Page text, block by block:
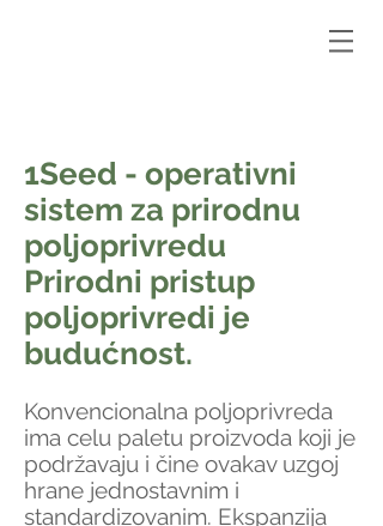
1Seed - operativni
sistem za prirodnu
poljoprivredu
Prirodni pristup
poljoprivredi je
budućnost.
Konvencionalna poljoprivreda
ima celu paletu proizvoda koji je
podržavaju i čine ovakav uzgoj
hrane jednostavnim i
standardizovanim. Ekspanzija